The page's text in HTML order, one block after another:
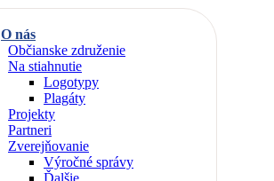
O nás
Občianske združenie
Na stiahnutie
Logotypy
Plagáty
Projekty
Partneri
Zverejňovanie
Výročné správy
Ďalšie